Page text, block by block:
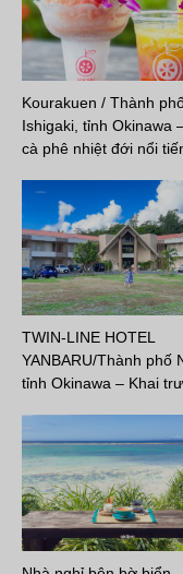
Kourakuen / Thành
Ishigaki, tỉnh Okinawa
cà phê nhiệt đới nổi
TWIN-LINE HOTEL
YANBARU/Thành phố
tỉnh Okinawa – Khai